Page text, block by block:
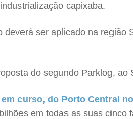
capixaba.
ser aplicado na
do segundo Parklog,
curso, do Porto Central
em todas as suas